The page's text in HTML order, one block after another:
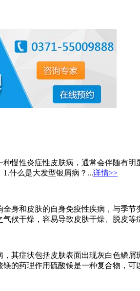
慢性炎症性皮肤病，通常会伴随有
什么是大发型银屑病？...详情>>
身和皮肤的自身免疫性疾病，与季
候干燥，容易导致皮肤干燥、脱皮
其症状包括皮肤表面出现灰白色鳞
的药理作用硫酸镁是一种复合物，可